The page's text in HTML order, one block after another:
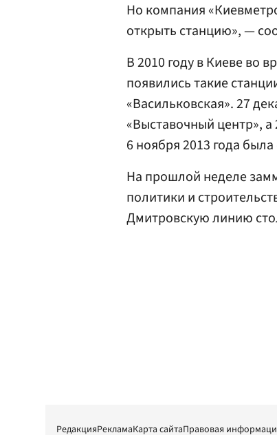
Но компания
открыть станцию», —
В 2010 году в Киеве во
появились такие
«Васильковская». 27
«Выставочный центр»,
6 ноября 2013 года
На прошлой неделе
политики и
Дмитровскую линию
РедакцияРекламаКарта сайтаПравовая